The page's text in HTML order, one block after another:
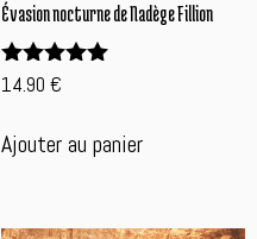
Évasion nocturne de Nadège Fillion
Note
14.90 €
Ajouter au panier